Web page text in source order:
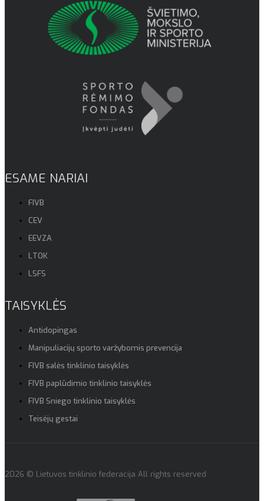
ESAME NARIAI
FIVB
CEV
EEVZA
LTOK
LSFS
TAISYKLĖS
Antidopingas
Manipuliacijų sporto varžybomis prevencija
FIVB salės tinklinio taisyklės
FIVB paplūdimio tinklinio taisyklės
FIVB Sniego tinklinio taisyklės
Teisėjų gestai
2026 © Lietuvos tinklinio federacija All rights reserved